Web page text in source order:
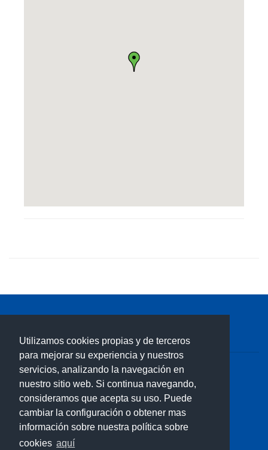
Utilizamos cookies propias y de terceros
para mejorar su experiencia y nuestros
servicios, analizando la navegación en
nuestro sitio web. Si continua navegando,
consideramos que acepta su uso. Puede
cambiar la configuración o obtener mas
información sobre nuestra política sobre
cookies aquí
© 2026 Lloret Turisme
Av. Alegries, 3 - 17310 Lloret de Mar ( Girona )
T.(+34) 972 365 788
central-turisme@lloret.cat